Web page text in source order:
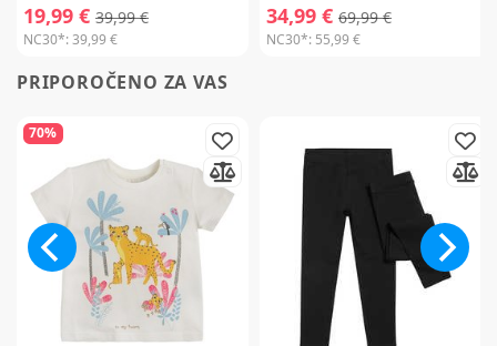
19,99 € 39,99 €
NC30*:39,99 €
34,99 € 69,99 €
NC30*: 55,99 €
PRIPOROČENO ZA VAS
70%